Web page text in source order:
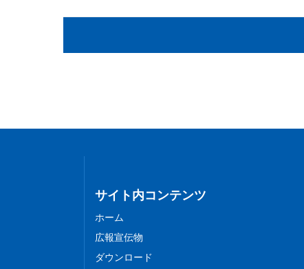
サイト内コンテンツ
ホーム
広報宣伝物
ダウンロード